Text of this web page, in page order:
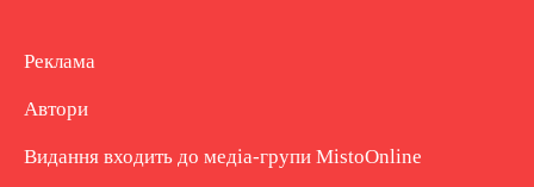
Реклама
Автори
Видання входить до медіа-групи MistoOnline